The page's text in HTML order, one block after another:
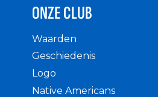
ONZE CLUB
Waarden
Geschiedenis
Logo
Native Americans